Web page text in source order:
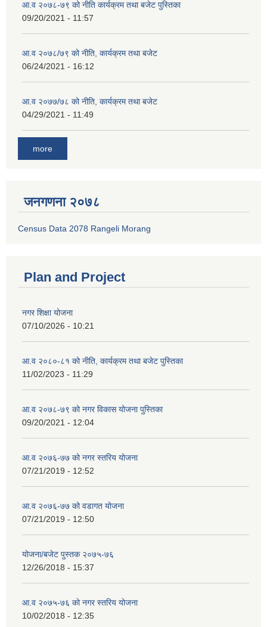
आ.व २०७८-७९ को नीति कार्यक्रम तथा बजेट पुस्तिका
09/20/2021 - 11:57
आ.व २०७८/७९ को नीति, कार्यक्रम तथा बजेट
06/24/2021 - 16:12
आ.व २०७७/७८ को नीति, कार्यक्रम तथा बजेट
04/29/2021 - 11:49
more
जनगणना २०७८
Census Data 2078 Rangeli Morang
Plan and Project
नगर शिक्षा योजना
07/10/2026 - 10:21
आ.व २०८०-८१ को नीति, कार्यक्रम तथा बजेट पुस्तिका
11/02/2023 - 11:29
आ.व २०७८-७९ को नगर विकास योजना पुस्तिका
09/20/2021 - 12:04
आ.व २०७६-७७ को नगर स्तरिय योजना
07/21/2019 - 12:52
आ.व २०७६-७७ को वडागत योजना
07/21/2019 - 12:50
योजना/बजेट पुस्तक २०७५-७६
12/26/2018 - 15:37
आ.व २०७५-७६ को नगर स्तरिय योजना
10/02/2018 - 12:35